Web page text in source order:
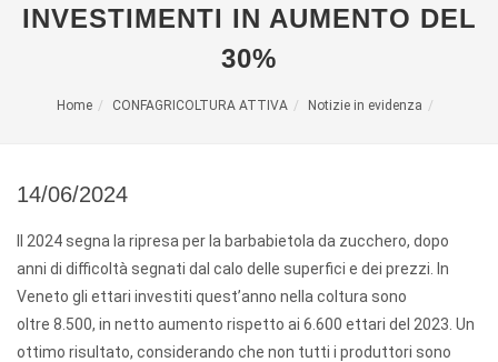
INVESTIMENTI IN AUMENTO DEL
30%
Home CONFAGRICOLTURA ATTIVA Notizie in evidenza
14/06/2024
Il 2024 segna la ripresa per la barbabietola da zucchero, dopo
anni di difficoltà segnati dal calo delle superfici e dei prezzi. In
Veneto gli ettari investiti quest’anno nella coltura sono
oltre 8.500, in netto aumento rispetto ai 6.600 ettari del 2023. Un
ottimo risultato, considerando che non tutti i produttori sono